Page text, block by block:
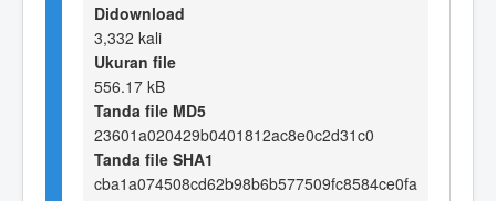
Didownload
3,332 kali
Ukuran file
556.17 kB
Tanda file MD5
23601a020429b0401812ac8e0c2d31c0
Tanda file SHA1
cba1a074508cd62b98b6b577509fc8584ce0fa